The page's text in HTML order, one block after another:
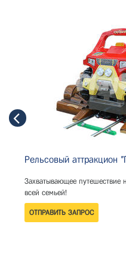
Рельсовый аттракцион
Захватывающее путешествие
всей семьей!